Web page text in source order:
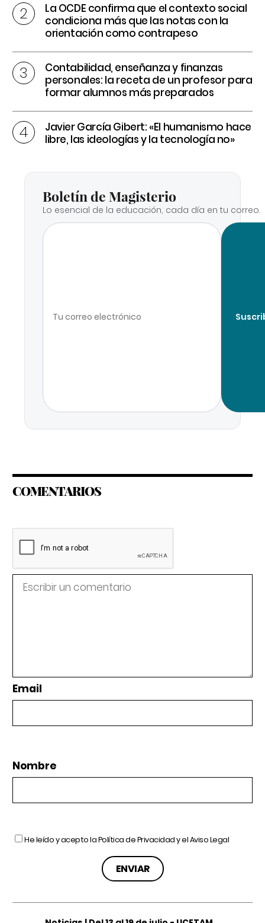
La OCDE confirma que el contexto social
condiciona más que las notas con la
orientación como contrapeso
Contabilidad, enseñanza y finanzas
personales: la receta de un profesor para
formar alumnos más preparados
Javier García Gibert: «El humanismo hace
libre, las ideologías y la tecnología no»
Boletín de Magisterio
Lo esencial de la educación, cada día en tu correo.
COMENTARIOS
Email
Nombre
He leído y acepto laPolítica de Privacidady elAviso Legal